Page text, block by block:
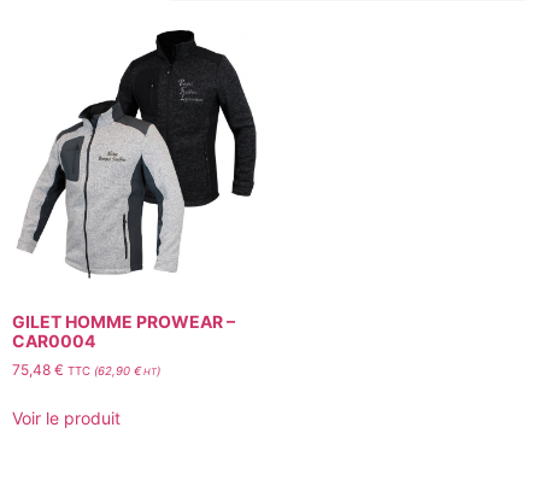
GILET HOMME PROWEAR –
CAR0004
75,48 € TTC (62,90 € HT)
Voir le produit